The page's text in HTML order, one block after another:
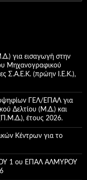
για εισαγωγή στην
Μηχανογραφικού
Σ.Α.Ε.Κ. (πρώην Ι.Ε.Κ.),
ΓΕΛ/ΕΠΑΛ για
Δελτίου (Μ.Δ.) και
έτους 2026.
Κέντρων για το
1 ου ΕΠΑΛ ΑΛΜΥΡΟΥ